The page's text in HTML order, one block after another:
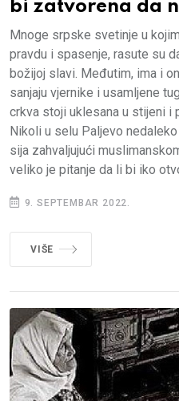
bi zatvorena da
Mnoge srpske svetinje u
pravdu i spasenje, rasute su
božijoj slavi. Međutim, ima i
sanjaju vjernike i usamljene
crkva stoji uklesana u stijeni i
Nikoli u selu Paljevo
sija zahvaljujući
veliko je pitanje da li bi iko
9. SEPTEMBAR 2022.
VIŠE